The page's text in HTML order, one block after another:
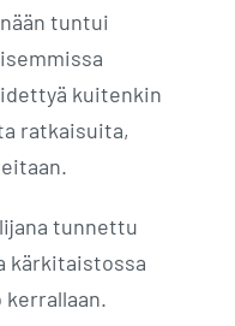
tuntui
kuitenkin
ratkaisuita,
tunnettu
kärkitaistossa